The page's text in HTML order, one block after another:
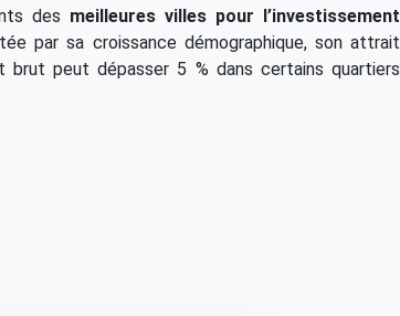
des meilleures villes pour l’investissement
par sa croissance démographique, son attrait
peut dépasser 5 % dans certains quartiers